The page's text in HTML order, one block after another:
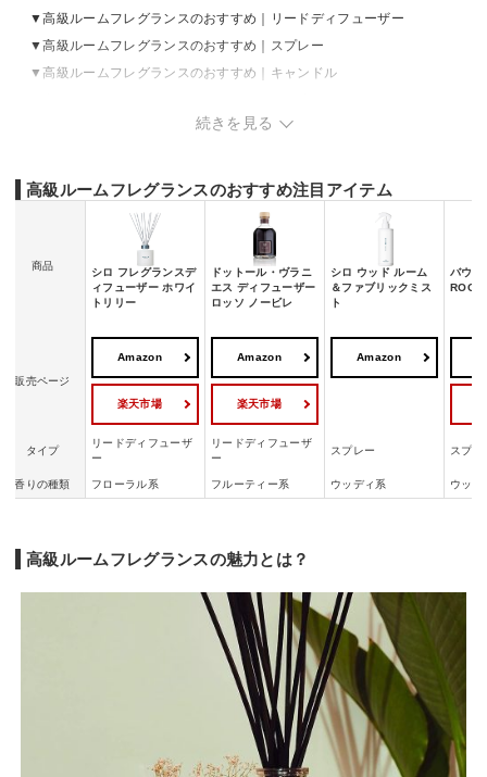
高級ルームフレグランスのおすすめ｜リードディフューザー
高級ルームフレグランスのおすすめ｜スプレー
高級ルームフレグランスのおすすめ｜キャンドル
続きを見る
高級ルームフレグランスのおすすめ注目アイテム
商品
シロ フレグランスデ
ィフューザー ホワイ
トリリー
ドットール・ヴラニ
エス ディフューザー
ロッソ ノービレ
シロ ウッド ルーム
＆ファブリックミス
ト
バウム
販売ページ
Amazon
楽天市場
Amazon
楽天市場
Amazon
タイプ
リードディフューザ
ー
リードディフューザ
ー
スプレー スプレ
香りの種類 フローラル系 フルーティー系 ウッディ系 ウッデ
高級ルームフレグランスの魅力とは？